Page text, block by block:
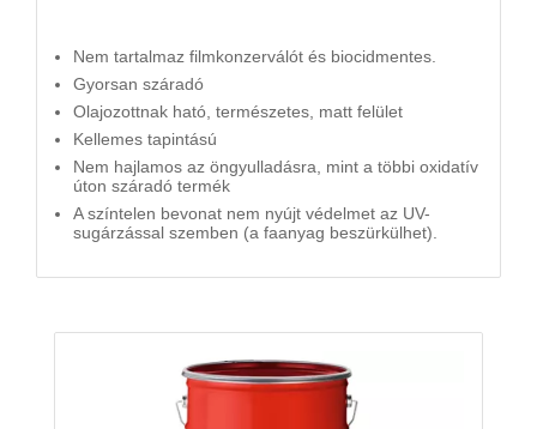
Nem tartalmaz filmkonzerválót és biocidmentes.
Gyorsan száradó
Olajozottnak ható, természetes, matt felület
Kellemes tapintású
Nem hajlamos az öngyulladásra, mint a többi oxidatív
úton száradó termék
A színtelen bevonat nem nyújt védelmet az UV-
sugárzással szemben (a faanyag beszürkülhet).